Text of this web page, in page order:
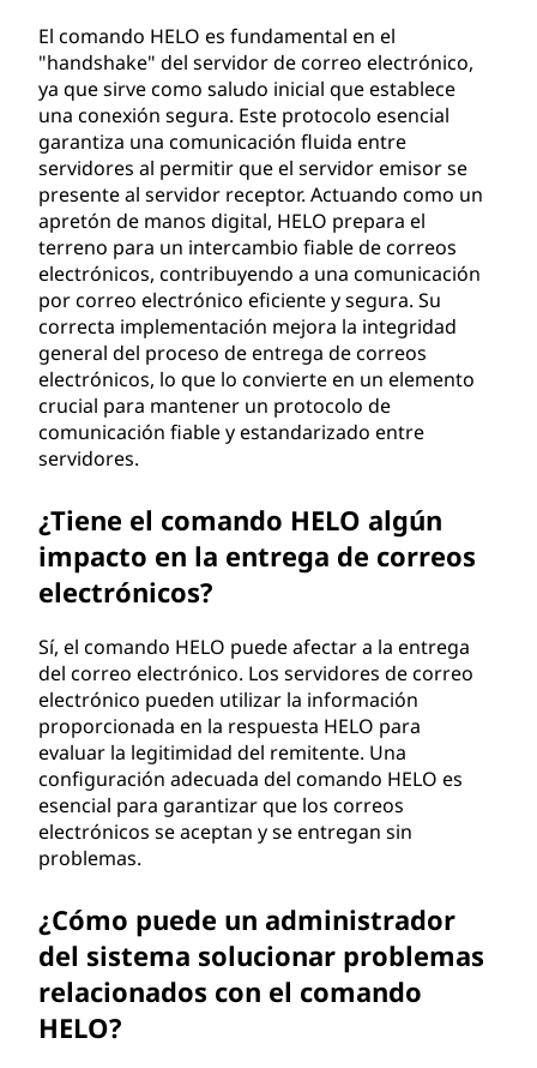
El comando HELO es fundamental en el
"handshake" del servidor de correo electrónico,
ya que sirve como saludo inicial que establece
una conexión segura. Este protocolo esencial
garantiza una comunicación fluida entre
servidores al permitir que el servidor emisor se
presente al servidor receptor. Actuando como un
apretón de manos digital, HELO prepara el
terreno para un intercambio fiable de correos
electrónicos, contribuyendo a una comunicación
por correo electrónico eficiente y segura. Su
correcta implementación mejora la integridad
general del proceso de entrega de correos
electrónicos, lo que lo convierte en un elemento
crucial para mantener un protocolo de
comunicación fiable y estandarizado entre
servidores.
¿Tiene el comando HELO algún
impacto en la entrega de correos
electrónicos?
Sí, el comando HELO puede afectar a la entrega
del correo electrónico. Los servidores de correo
electrónico pueden utilizar la información
proporcionada en la respuesta HELO para
evaluar la legitimidad del remitente. Una
configuración adecuada del comando HELO es
esencial para garantizar que los correos
electrónicos se aceptan y se entregan sin
problemas.
¿Cómo puede un administrador
del sistema solucionar problemas
relacionados con el comando
HELO?